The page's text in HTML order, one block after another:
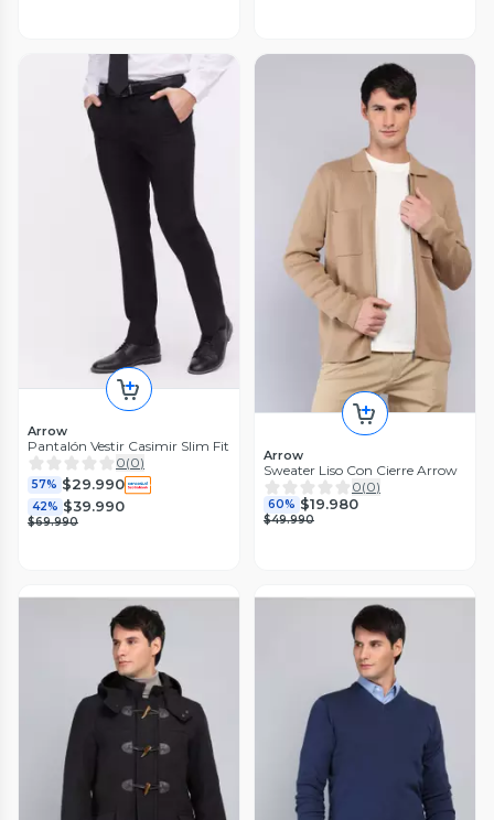
Arrow
Pantalón Vestir Casimir Slim Fit
0(0)
57% $29.990
42% $39.990
$69.990
Arrow
Sweater Liso Con Cierre Arrow
0(0)
60% $19.980
$49.990